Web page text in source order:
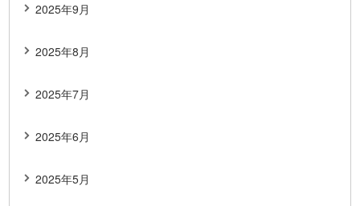
2025年9月
2025年8月
2025年7月
2025年6月
2025年5月